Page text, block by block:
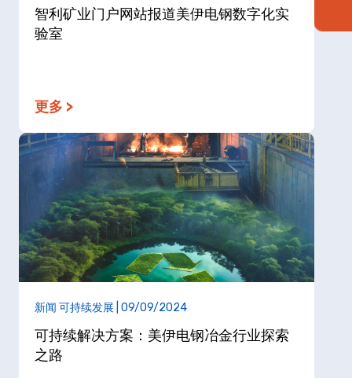
智利矿业门户网站报道美伊电钢数字化实
验室
更多 >
新闻 可持续发展 | 09/09/2024
可持续解决方案：美伊电钢冶金行业探索
之路